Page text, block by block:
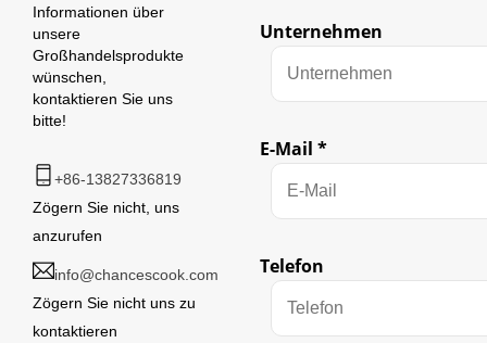
Informationen über
unsere
Großhandelsprodukte
wünschen,
kontaktieren Sie uns
bitte!
+86-13827336819
Zögern Sie nicht, uns
anzurufen
info@chancescook.com
Zögern Sie nicht uns zu
kontaktieren
Unternehmen
E-Mail*
Telefon